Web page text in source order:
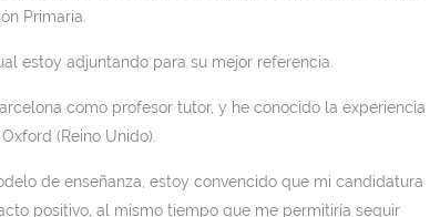
Primaria.
estoy adjuntando para su mejor referencia.
como profesor tutor, y he conocido la experiencia
(Reino Unido).
de enseñanza, estoy convencido que mi candidatura
positivo, al mismo tiempo que me permitiría seguir